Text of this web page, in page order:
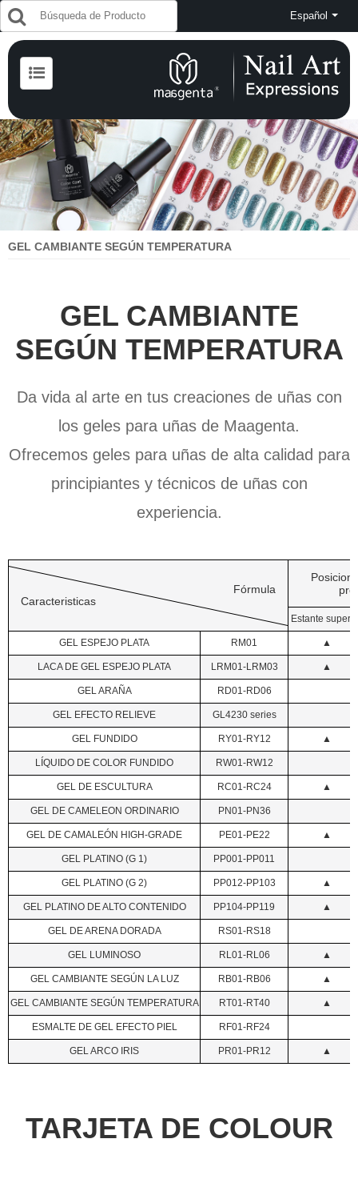
Español
GEL CAMBIANTE SEGÚN TEMPERATURA
GEL CAMBIANTE
SEGÚN TEMPERATURA
Da vida al arte en tus creaciones de uñas con
los geles para uñas de Maagenta.
Ofrecemos geles para uñas de alta calidad para
principiantes y técnicos de uñas con
experiencia.
Caracteristicas
Fórmula
Estante
GEL ESPEJO PLATA RM01 ▲
LACA DE GEL ESPEJO PLATA LRM01-LRM03 ▲
GEL ARAÑA RD01-RD06
GEL EFECTO RELIEVE GL4230 series
GEL FUNDIDO RY01-RY12 ▲
LÍQUIDO DE COLOR FUNDIDO RW01-RW12
GEL DE ESCULTURA RC01-RC24 ▲
GEL DE CAMELEON ORDINARIO PN01-PN36
GEL DE CAMALEÓN HIGH-GRADE PE01-PE22 ▲
GEL PLATINO (G 1) PP001-PP011
GEL PLATINO (G 2) PP012-PP103 ▲
GEL PLATINO DE ALTO CONTENIDO PP104-PP119 ▲
GEL DE ARENA DORADA RS01-RS18
GEL LUMINOSO RL01-RL06 ▲
GEL CAMBIANTE SEGÚN LA LUZ RB01-RB06 ▲
GEL CAMBIANTE SEGÚN TEMPERATURA RT01-RT40 ▲
ESMALTE DE GEL EFECTO PIEL RF01-RF24
GEL ARCO IRIS PR01-PR12 ▲
TARJETA DE COLOUR